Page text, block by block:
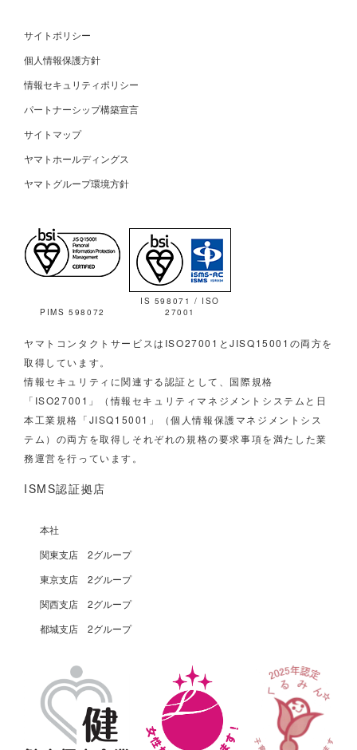
サイトポリシー
個人情報保護方針
情報セキュリティポリシー
パートナーシップ構築宣言
サイトマップ
ヤマトホールディングス
ヤマトグループ環境方針
PIMS 598072
IS 598071 / ISO
27001
ヤマトコンタクトサービスはISO27001とJISQ15001の両方を
取得しています。
情報セキュリティに関連する認証として、国際規格
「ISO27001」（情報セキュリティマネジメントシステムと日
本工業規格「JISQ15001」（個人情報保護マネジメントシス
テム）の両方を取得しそれぞれの規格の要求事項を満たした業
務運営を行っています。
ISMS認証拠店
本社
関東支店 2グループ
東京支店 2グループ
関西支店 2グループ
都城支店 2グループ